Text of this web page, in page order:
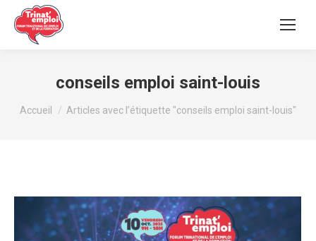
conseils emploi saint-louis
Vous êtes ici :
Accueil Articles avec l’étiquette "conseils emploi saint-louis"